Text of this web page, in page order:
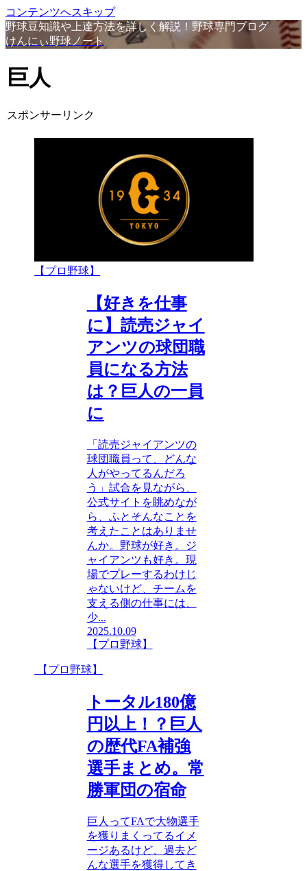
コンテンツへスキップ
野球豆知識や上達方法を詳しく解説！野球専門ブログ
けんにぃ野球ノート
巨人
スポンサーリンク
【プロ野球】
【好きを仕事
に】読売ジャイ
アンツの球団職
員になる方法
は？巨人の一員
に
「読売ジャイアンツの
球団職員って、どんな
人がやってるんだろ
う」試合を見ながら、
公式サイトを眺めなが
ら、ふとそんなことを
考えたことはありませ
んか。野球が好き。ジ
ャイアンツも好き。現
場でプレーするわけじ
ゃないけど、チームを
支える側の仕事には、
少...
2025.10.09
【プロ野球】
【プロ野球】
トータル180億
円以上！？巨人
の歴代FA補強
選手まとめ。常
勝軍団の宿命
巨人ってFAで大物選手
を獲りまくってるイメ
ージあるけど、過去ど
んな選手を獲得してき